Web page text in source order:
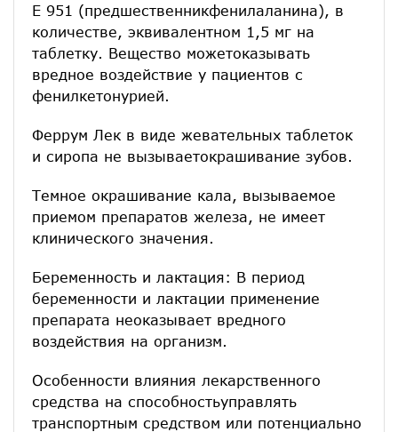
Е 951 (предшественникфенилаланина), в
количестве, эквивалентном 1,5 мг на
таблетку. Вещество можетоказывать
вредное воздействие у пациентов с
фенилкетонурией.
Феррум Лек в виде жевательных таблеток
и сиропа не вызываетокрашивание зубов.
Темное окрашивание кала, вызываемое
приемом препаратов железа, не имеет
клинического значения.
Беременность и лактация: В период
беременности и лактации применение
препарата неоказывает вредного
воздействия на организм.
Особенности влияния лекарственного
средства на способностьуправлять
транспортным средством или потенциально